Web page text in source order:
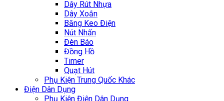
Dây Rút Nhựa
Dây Xoắn
Băng Keo Điện
Nút Nhấn
Đèn Báo
Đồng Hồ
Timer
Quạt Hút
Phụ Kiện Trung Quốc Khác
Điện Dân Dụng
Phụ Kiện Điện Dân Dụng